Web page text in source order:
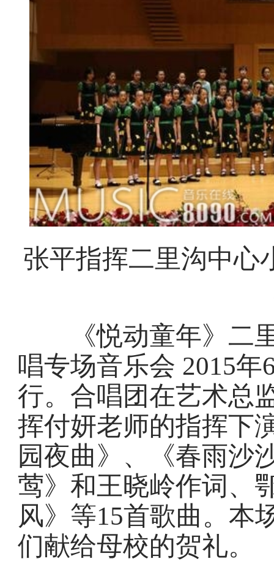
张平指挥二里沟中心
《悦动童年》二里
唱专场音乐会 2015
行。合唱团在艺术总
挥付妍老师的指挥下
园夜曲》、《春雨沙
莺》和王晓岭作词、
风》等15首歌曲。本
们献给母校的贺礼。